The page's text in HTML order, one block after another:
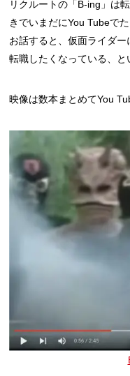
リクルートの「B-ing」は
きでいまだにYou Tubeで
お話すると、仮面ライダ
転職したくなっている、と
映像は数本まとめてYou